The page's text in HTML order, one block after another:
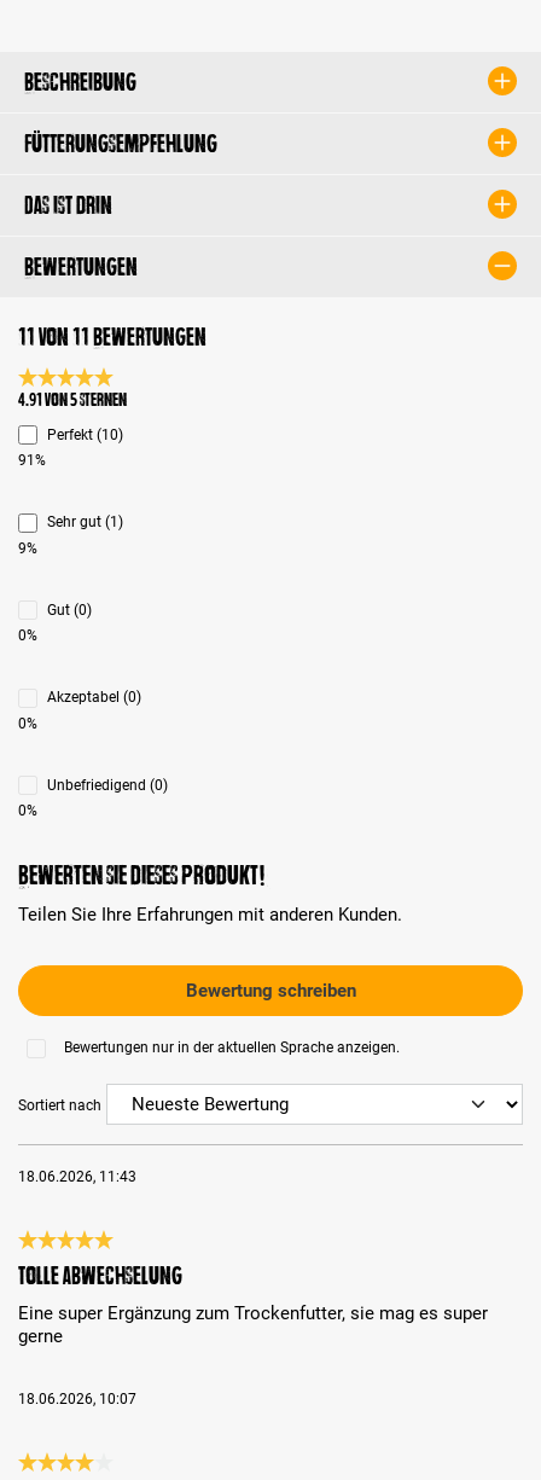
Beschreibung
Fütterungsempfehlung
Das ist drin
Bewertungen
11 von 11 Bewertungen
Durchschnittliche Bewertung 4.9 von 5 Sternen
4.91 von 5 Sternen
Perfekt (10)
91%
Sehr gut (1)
9%
Gut (0)
0%
Akzeptabel (0)
0%
Unbefriedigend (0)
0%
Bewerten Sie dieses Produkt!
Teilen Sie Ihre Erfahrungen mit anderen Kunden.
Bewertung schreiben
Bewertungen nur in der aktuellen Sprache anzeigen.
Sortiert nach
18.06.2026, 11:43
Bewertung mit 5 von 5 Sternen
Tolle Abwechselung
Eine super Ergänzung zum Trockenfutter, sie mag es super
gerne
18.06.2026, 10:07